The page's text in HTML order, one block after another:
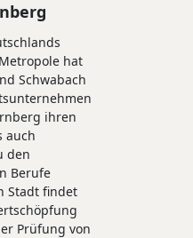
hat
Schwabach
ihren
auch
den
Berufe
Stadt findet
Prüfung von